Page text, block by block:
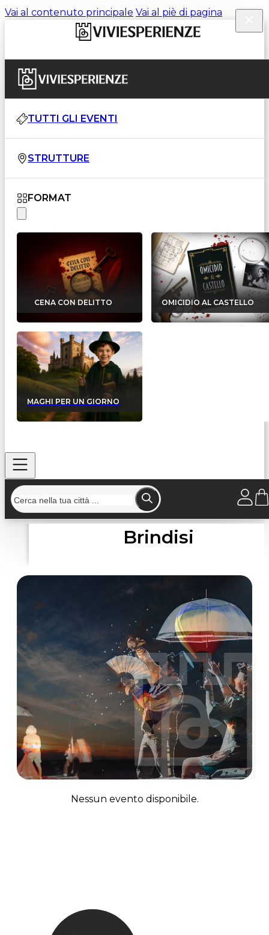
Vai al contenuto principale Vai al piè di pagina
TUTTI GLI EVENTI
STRUTTURE
FORMAT
CENA CON DELITTO OMICIDIO AL CASTELLO
MAGHI PER UN GIORNO
Brindisi
Nessun evento disponibile.